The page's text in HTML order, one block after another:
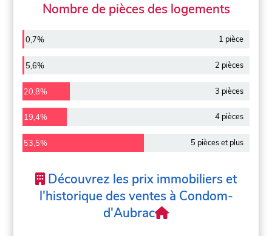
Nombre de pièces des logements
0,7% 1 pièce
5,6% 2 pièces
20,8% 3 pièces
19,4% 4 pièces
53,5% 5 pièces et plus
Découvrez les prix immobiliers et
l'historique des ventes à Condom-
d'Aubrac